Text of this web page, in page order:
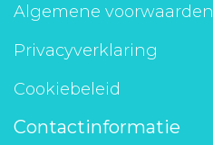
Algemene voorwaarden
Privacyverklaring
Cookiebeleid
Contactinformatie